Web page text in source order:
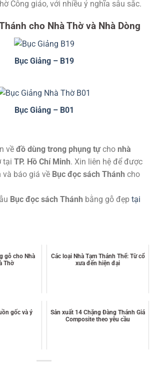
Công giáo, với nhiều ý nghĩa sâu sắc.
cho Nhà Thờ và Nhà Dòng
Bục Giảng – B19
Bục Giảng – B01
về đồ dùng trong phụng tựcho nhà
tại TP. Hồ Chí Minh. Xin liên hệ để được
báo giá về Bục đọc sách Thánh cho
Bục đọc sách Thánh bằng gỗ đẹp tại
gỗ cho Nhà
Thờ
Các loại Nhà Tạm Thánh Thể: Từ cổ
xưa đến hiện đại
gốc và ý
Sản xuất 14 Chặng Đàng Thánh Giá
Composite theo yêu cầu